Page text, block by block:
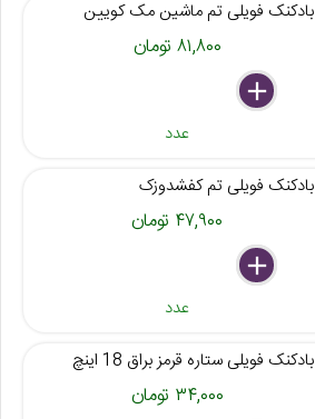
بادکنک فویلی تم ماشین مک کویین
۸۱,۸۰۰ تومان
delete
remove
add
عدد
بادکنک فویلی تم کفشدوزک
۴۷,۹۰۰ تومان
delete
remove
add
عدد
بادکنک فویلی ستاره قرمز براق 18 اینچ
۳۴,۰۰۰ تومان